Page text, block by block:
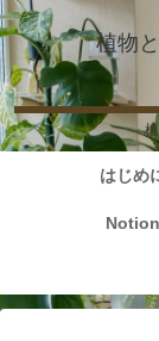
植物
はじめ
Notion